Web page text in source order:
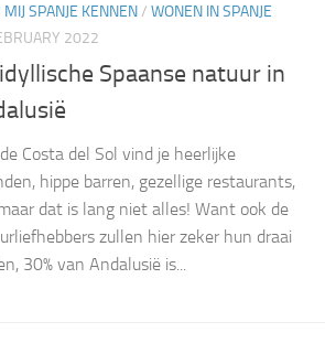
MIJ SPANJE KENNEN/ WONEN IN SPANJE
2022
Spaanse natuur in
Costa del Sol vind je heerlijke
hippe barren, gezellige restaurants,
dat is lang niet alles! Want ook de
zullen hier zeker hun draai
30% van Andalusië is...